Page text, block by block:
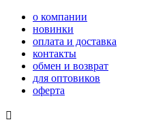
о компании
новинки
оплата и доставка
контакты
обмен и возврат
для оптовиков
оферта
